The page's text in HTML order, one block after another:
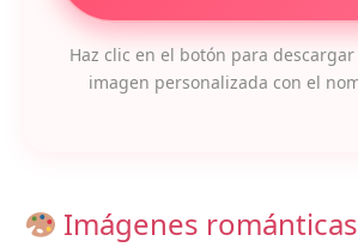
Haz clic en el botón para
imagen personalizada con el
Imágenes